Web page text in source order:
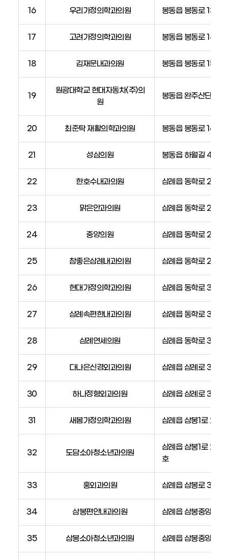
16 우리가정의학과의원 봉동읍 봉동로 139
17 고려가정의학과의원 봉동읍 봉동로 145
18 김재문내과의원 봉동읍 봉동로 157,
19
원광대학교 현대자동차(주)의
원
봉동읍 완주산단5로
20 최준탁 재활의학과의원 봉동읍 봉동로 160
21 성심의원 봉동읍 하월길 45
22 한호수내과의원 삼례읍 동학로 23
23 맑은안과의원 삼례읍 동학로 23, 2
24 중앙의원 삼례읍 동학로 24, 2
25 참좋은삼례내과의원 삼례읍 동학로 28
26 현대가정의학과의원 삼례읍 동학로 36
27 삼례속편한내과의원 삼례읍 동학로 38, 2
28 삼례연세의원 삼례읍 동학로 39-2
29 다나은신경외과의원 삼례읍 삼례로 376
30 하나정형외과의원 삼례읍 삼례로 385
31 새봄가정의학과의원 삼례읍 삼봉1로 2,
32 도담소아청소년과의원
삼례읍 삼봉1로 2,
호
33 홍외과의원 삼례읍 삼봉로 35, 1
34 삼봉편안내과의원 삼례읍 삼봉중앙로
35 삼봉소아청소년과의원 삼례읍 삼봉중앙로 9